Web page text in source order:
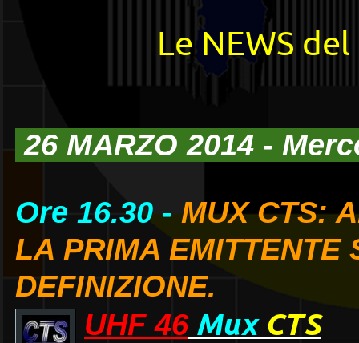
Le NEWS
26 MARZO 2014 -
Ore 16.30 - MUX CTS:
LA PRIMA EMITTENTE
DEFINIZIONE.
UHF 46 Mux CTS